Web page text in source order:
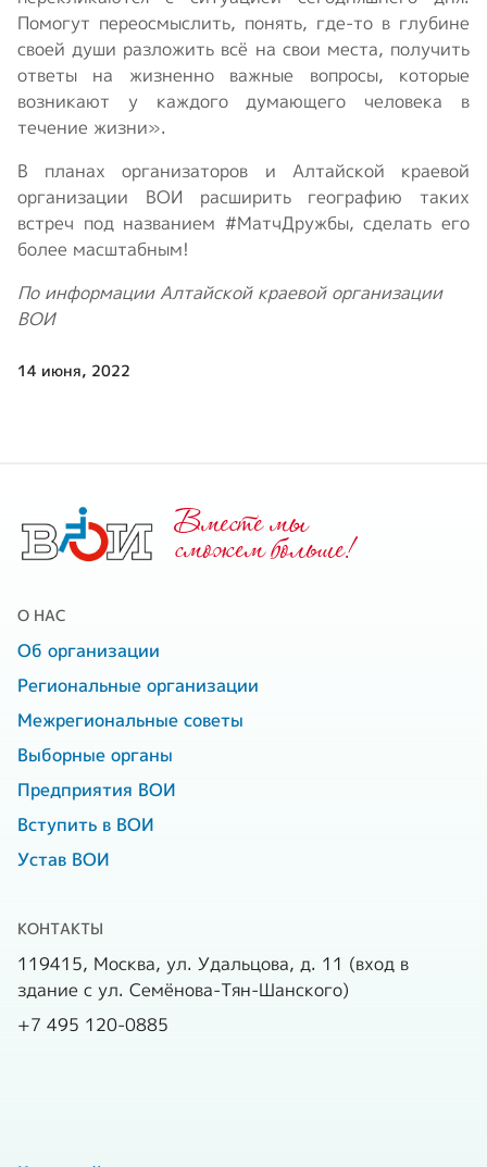
Помогут переосмыслить, понять, где-то в глубине
своей души разложить всё на свои места, получить
ответы на жизненно важные вопросы, которые
возникают у каждого думающего человека в
течение жизни».
В планах организаторов и Алтайской краевой
организации ВОИ расширить географию таких
встреч под названием #МатчДружбы, сделать его
более масштабным!
По информации Алтайской краевой организации
ВОИ
14 июня, 2022
Вместе мы
cможем больше!
О НАС
Об организации
Региональные организации
Межрегиональные советы
Выборные органы
Предприятия ВОИ
Вступить в ВОИ
Устав ВОИ
КОНТАКТЫ
119415, Москва, ул. Удальцова, д. 11 (вход в
здание с ул. Семёнова-Тян-Шанского)
+7 495 120-0885